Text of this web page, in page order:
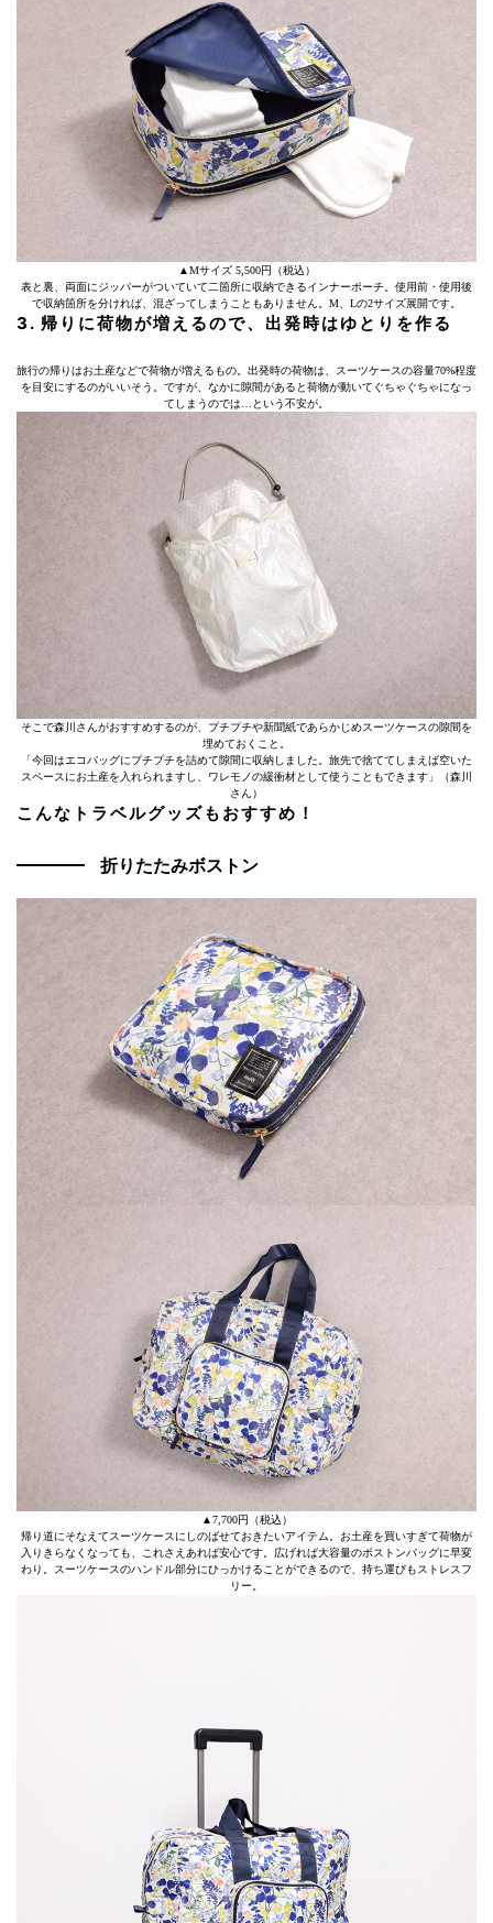
▲Mサイズ 5,500円（税込）
表と裏、両面にジッパーがついていて二箇所に収納できるインナーポーチ。使用前・使用後
で収納箇所を分ければ、混ざってしまうこともありません。M、Lの2サイズ展開です。
3. 帰りに荷物が増えるので、出発時はゆとりを作る
旅行の帰りはお土産などで荷物が増えるもの。出発時の荷物は、スーツケースの容量70%程度
を目安にするのがいいそう。ですが、なかに隙間があると荷物が動いてぐちゃぐちゃになっ
てしまうのでは…という不安が。
そこで森川さんがおすすめするのが、プチプチや新聞紙であらかじめスーツケースの隙間を
埋めておくこと。
「今回はエコバッグにプチプチを詰めて隙間に収納しました。旅先で捨ててしまえば空いた
スペースにお土産を入れられますし、ワレモノの緩衝材として使うこともできます」（森川
さん）
こんなトラベルグッズもおすすめ！
折りたたみボストン
▲7,700円（税込）
帰り道にそなえてスーツケースにしのばせておきたいアイテム。お土産を買いすぎて荷物が
入りきらなくなっても、これさえあれば安心です。広げれば大容量のボストンバッグに早変
わり。スーツケースのハンドル部分にひっかけることができるので、持ち運びもストレスフ
リー。